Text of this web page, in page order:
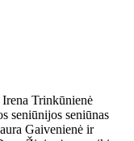
Trinkūnienė
seniūnijos seniūnas
Gaivenienė ir